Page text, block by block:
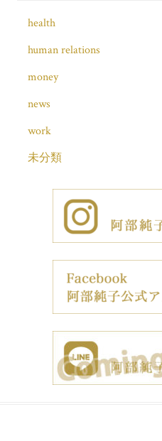
health
human relations
money
news
work
未分類